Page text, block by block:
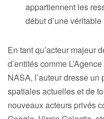
appartiennent les
début d’une
En tant qu’acteur majeur
d’entités comme
NASA, l’auteur dresse
spatiales actuelles et de
nouveaux acteurs privés